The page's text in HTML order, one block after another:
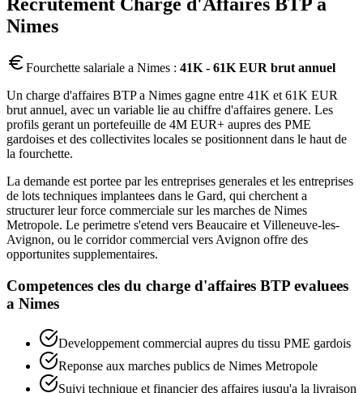
Nimes
Fourchette salariale a Nimes : 41K - 61K EUR brut annuel
Un charge d'affaires BTP a Nimes gagne entre 41K et 61K EUR
brut annuel, avec un variable lie au chiffre d'affaires genere. Les
profils gerant un portefeuille de 4M EUR+ aupres des PME
gardoises et des collectivites locales se positionnent dans le haut de
la fourchette.
La demande est portee par les entreprises generales et les entreprises
de lots techniques implantees dans le Gard, qui cherchent a
structurer leur force commerciale sur les marches de Nimes
Metropole. Le perimetre s'etend vers Beaucaire et Villeneuve-les-
Avignon, ou le corridor commercial vers Avignon offre des
opportunites supplementaires.
Competences cles du charge d'affaires BTP evaluees
a Nimes
Developpement commercial aupres du tissu PME gardois
Reponse aux marches publics de Nimes Metropole
Suivi technique et financier des affaires jusqu'a la livraison